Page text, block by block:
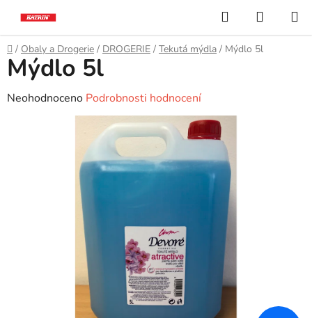
obsah
Hledat
KOŠÍK
Domů
/ Obaly a Drogerie / DROGERIE / Tekutá mýdla / Mýdlo 5l
Mýdlo 5l
Průměrné
Neohodnoceno Podrobnosti hodnocení